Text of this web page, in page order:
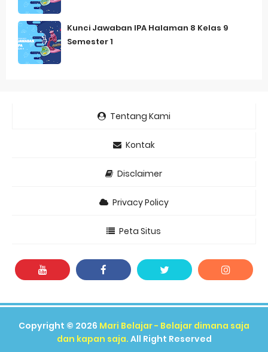
Kunci Jawaban IPA Halaman 8 Kelas 9
Semester 1
Tentang Kami
Kontak
Disclaimer
Privacy Policy
Peta Situs
Copyright © 2026 Mari Belajar - Belajar dimana saja
dan kapan saja. All Right Reserved